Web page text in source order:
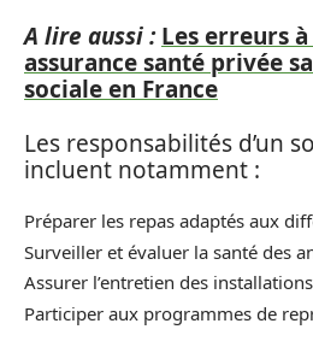
A lire aussi : Les erreurs
assurance santé privée
sociale en France
Les responsabilités d’un
incluent notamment :
Préparer les repas adaptés aux
Surveiller et évaluer la santé des
Assurer l’entretien des
Participer aux programmes de